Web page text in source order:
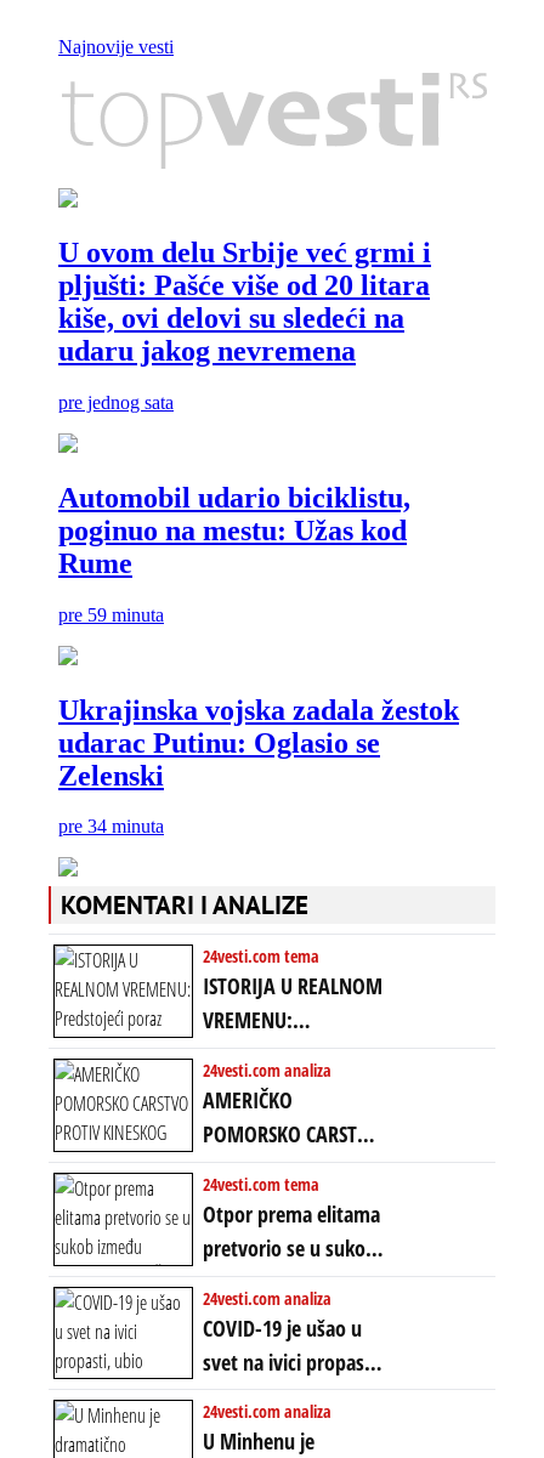
KOMENTARI I ANALIZE
24vesti.com tema
ISTORIJA U REALNOM
VREMENU:
Predstojeći poraz
Amerike u Iranu
uvodi eru
energetskog haosa,
finansijskih
previranja i kolapsa
starog poretka
24vesti.com analiza
AMERIČKO
POMORSKO CARSTVO
PROTIV KINESKOG
KOPNENOG SVETA:
Rat u Iranu je rat za
globalne preferencije
24vesti.com tema
Otpor prema elitama
pretvorio se u sukob
između običnih ljudi:
ZAŠTO SE DEŠAVA
EKSTREMNA
POLARIZACIJA?
24vesti.com analiza
COVID-19 je ušao u
svet na ivici propasti,
ubio milione, ali je
spasao sistem
24vesti.com analiza
U Minhenu je